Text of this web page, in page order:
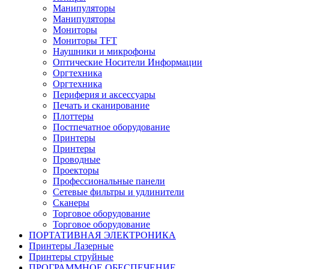
Манипуляторы
Манипуляторы
Мониторы
Мониторы TFT
Наушники и микрофоны
Оптические Носители Информации
Оргтехника
Оргтехника
Периферия и аксессуары
Печать и сканирование
Плоттеры
Постпечатное оборудование
Принтеры
Принтеры
Проводные
Проекторы
Профессиональные панели
Сетевые фильтры и удлинители
Сканеры
Торговое оборудование
Торговое оборудование
ПОРТАТИВНАЯ ЭЛЕКТРОНИКА
Принтеры Лазерные
Принтеры струйные